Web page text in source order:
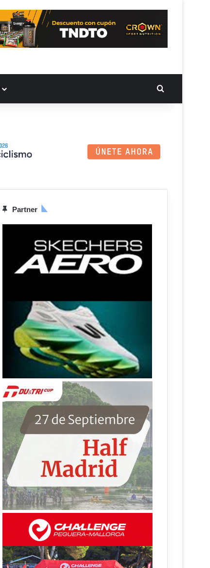
BUSCAR
Partner